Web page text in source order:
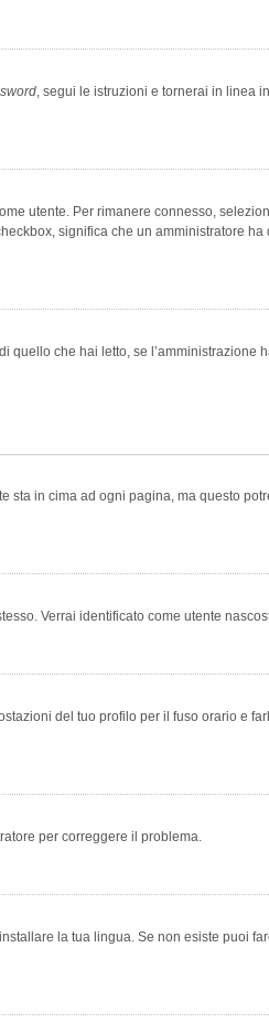
, segui le istruzioni e tornerai in linea
utente. Per rimanere connesso,
significa che un amministratore ha
quello che hai letto, se l’amministrazione
sta in cima ad ogni pagina, ma questo
Verrai identificato come utente
del tuo profilo per il fuso orario e
per correggere il problema.
la tua lingua. Se non esiste puoi